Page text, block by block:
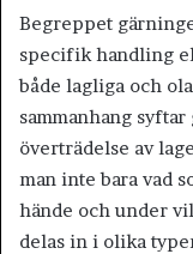
Begreppet
specifik handling
både lagliga och
sammanhang
överträdelse av
man inte bara vad
hände och under
delas in i olika